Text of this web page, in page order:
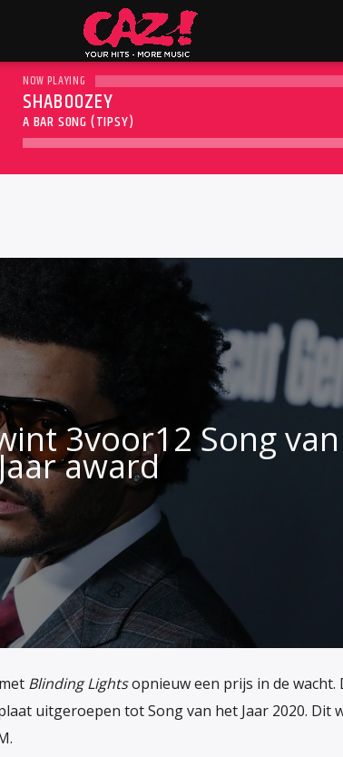
NOW PLAYING
SHABOOZEY
A BAR SONG (TIPSY)
3voor12 Song van
award
Blinding Lightsopnieuw een prijs in de wacht.
uitgeroepen tot Song van het Jaar 2020. Dit